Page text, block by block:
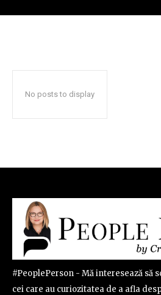
No posts to display
#PeoplePerson - Mă interesează să
cei care au curiozitatea de a afla